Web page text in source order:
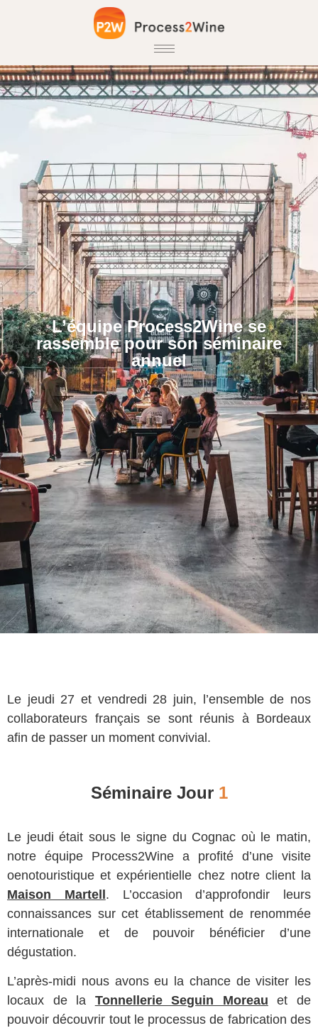
L’équipe Process2Wine se
rassemble pour son séminaire
annuel
Le jeudi 27 et vendredi 28 juin, l’ensemble de nos
collaborateurs français se sont réunis à Bordeaux
afin de passer un moment convivial.
Séminaire Jour 1
Le jeudi était sous le signe du Cognac où le matin,
notre équipe Process2Wine a profité d’une visite
oenotouristique et expérientielle chez notre client la
Maison Martell. L’occasion d’approfondir leurs
connaissances sur cet établissement de renommée
internationale et de pouvoir bénéficier d’une
dégustation.
L’après-midi nous avons eu la chance de visiter les
locaux de la Tonnellerie Seguin Moreau et de
pouvoir découvrir tout le processus de fabrication des